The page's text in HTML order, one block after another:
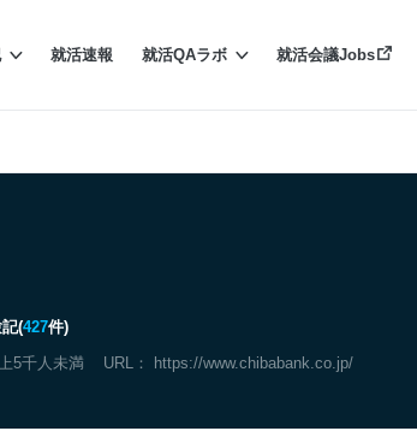
就活速報 就活QAラボ 就活会議Jobs
(427件)
5千人未満 URL： https://www.chibabank.co.jp/